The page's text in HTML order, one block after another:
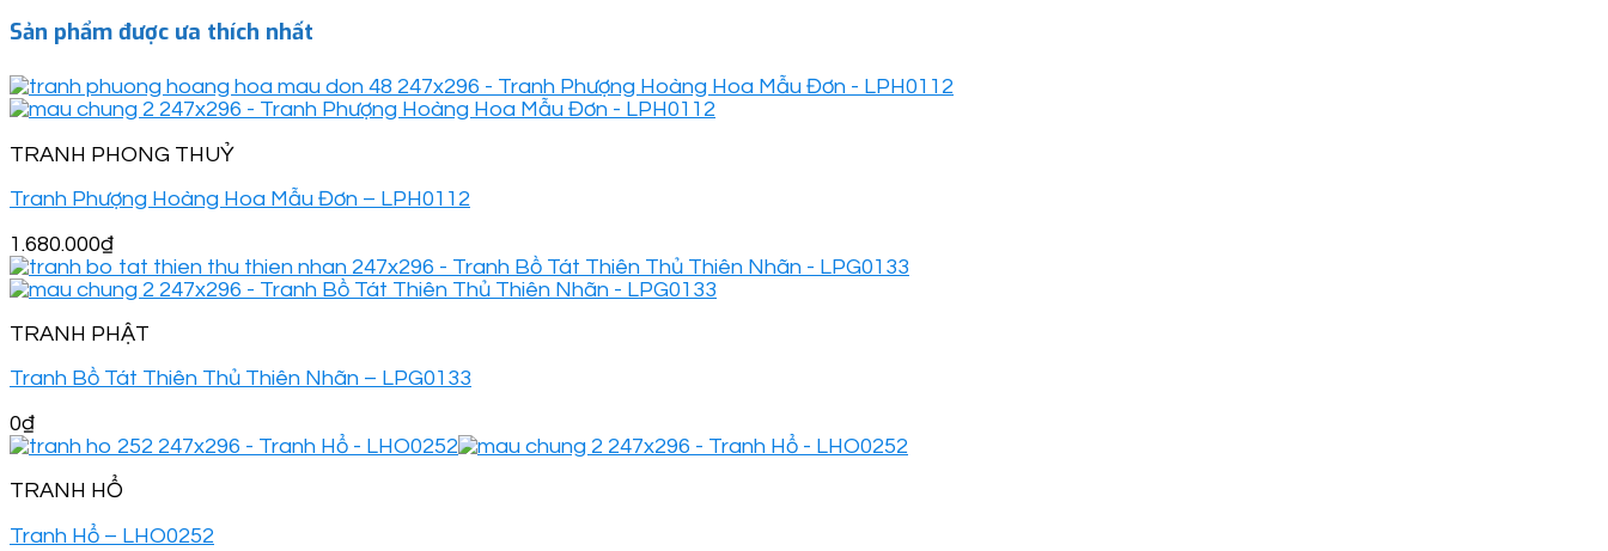
Sản phẩm được ưa thích nhất
TRANH PHONG THUỶ
Tranh Phượng Hoàng Hoa Mẫu Đơn – LPH0112
1.680.000₫
TRANH PHẬT
Tranh Bồ Tát Thiên Thủ Thiên Nhãn – LPG0133
0₫
TRANH HỔ
Tranh Hổ – LHO0252